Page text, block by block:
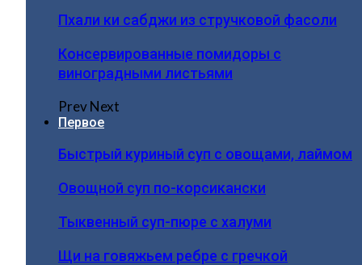
Пхали ки сабджи из стручковой фасоли
Консервированные помидоры с
виноградными листьями
PrevNext
Первое
Быстрый куриный суп с овощами, лаймом
Овощной суп по-корсикански
Тыквенный суп-пюре с халуми
Щи на говяжьем ребре с гречкой